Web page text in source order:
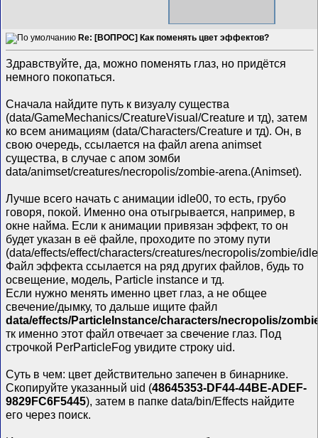
Re: [ВОПРОС] Как поменять цвет эффектов?
Здравствуйте, да, можно поменять глаз, но придётся
немного покопаться.
Сначала найдите путь к визуалу существа
(data/GameMechanics/CreatureVisual/Creature и тд), затем
ко всем анимациям (data/Characters/Creature и тд). Он, в
свою очередь, ссылается на файл arena animset
существа, в случае с апом зомби
data/animset/creatures/necropolis/zombie-arena.(Animset).
Лучше всего начать с анимации idle00, то есть, грубо
говоря, покой. Именно она отыгрывается, например, в
окне найма. Если к анимации привязан эффект, то он
будет указан в её файле, проходите по этому пути
(data/effects/effect/characters/creatures/necropolis/zombie/
Файл эффекта ссылается на ряд других файлов, будь то
освещение, модель, Particle instance и тд.
Если нужно менять именно цвет глаз, а не общее
свечение/дымку, то дальше ищите файл
data/effects/ParticleInstance/characters/necropolis/
тк именно этот файл отвечает за свечение глаз. Под
строчкой PerParticleFog увидите строку uid.
Суть в чем: цвет действительно запечен в бинарнике.
Скопируйте указанный uid (48645353-DF44-44BE-ADEF-
9829FC6F5445), затем в папке data/bin/Effects найдите
его через поиск.